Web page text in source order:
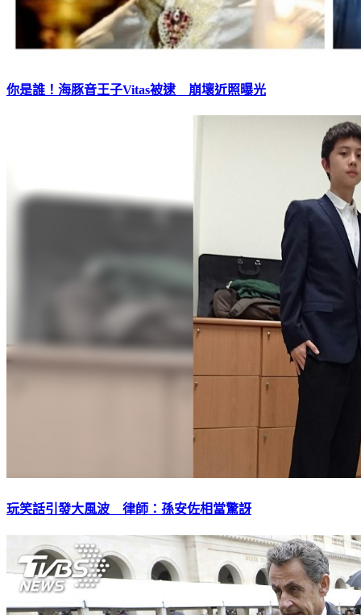
你是誰！海豚音王子Vitas被逮 崩壞近照曝光
玩笑話引發大風波 律師：孫安佐相當驚訝